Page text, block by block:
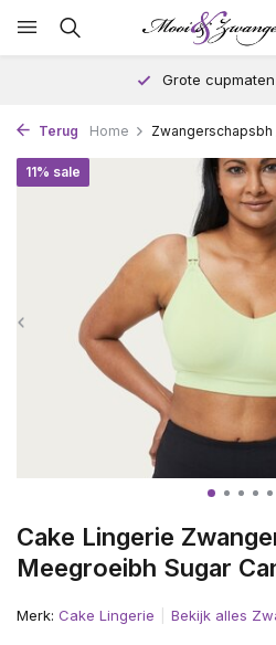
Grote
Terug Home Zwangerschapsbh
Cake Lingerie
Meegroeibh Sugar
11% sale
Merk: Cake Lingerie Bekijk alles